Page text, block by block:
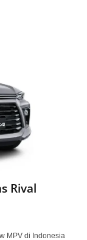
Rival
MPV di Indonesia